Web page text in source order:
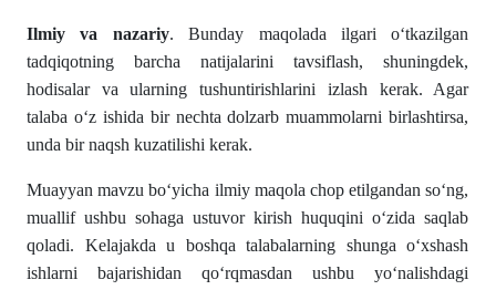
Ilmiy va nazariy. Bunday maqolada ilgari oʻtkazilgan
tadqiqotning barcha natijalarini tavsiflash, shuningdek,
hodisalar va ularning tushuntirishlarini izlash kerak. Agar
talaba oʻz ishida bir nechta dolzarb muammolarni birlashtirsa,
unda bir naqsh kuzatilishi kerak.
Muayyan mavzu boʻyicha ilmiy maqola chop etilgandan soʻng,
muallif ushbu sohaga ustuvor kirish huquqini oʻzida saqlab
qoladi. Kelajakda u boshqa talabalarning shunga oʻxshash
ishlarni bajarishidan qoʻrqmasdan ushbu yoʻnalishdagi